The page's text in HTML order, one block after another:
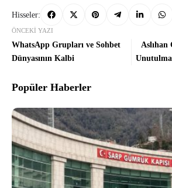
Hisseler:
ÖNCEKI YAZI
WhatsApp Grupları ve Sohbet
Dünyasının Kalbi
Aslıhan
Popüler Haberler